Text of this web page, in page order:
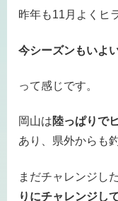
昨年も11月よくヒ
今シーズンもいよ
って感じです。
岡山は陸っぱりで
あり、県外からも
まだチャレンジし
りにチャレンジし